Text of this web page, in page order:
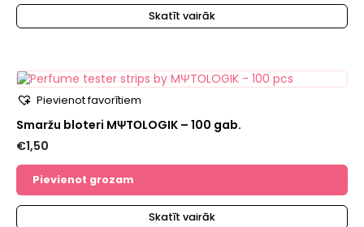
Skatīt vairāk
Pievienot favorītiem
Smaržu bloteri MΨTΟLOGIK – 100 gab.
€1,50
Pievienot grozam
Skatīt vairāk